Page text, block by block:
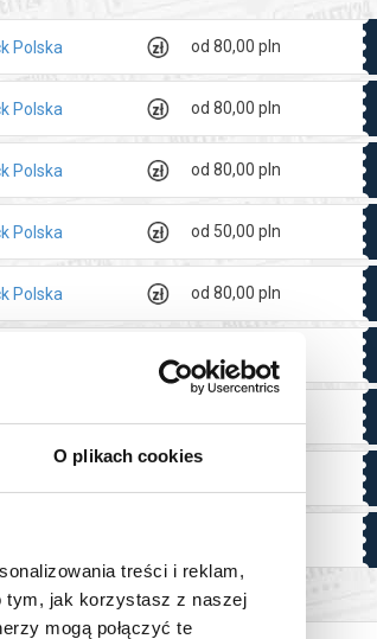
O plikach cookies
treści i reklam,
tym, jak korzystasz z naszej
mogą połączyć te
Polska od 80,00 pln
Polska od 80,00 pln
Polska od 80,00 pln
Polska od 50,00 pln
Polska od 80,00 pln
od 80,00 pln